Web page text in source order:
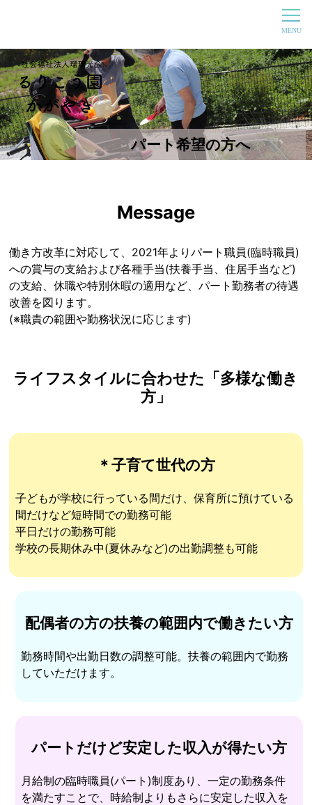
パート希望の方へ
Message
働き方改革に対応して、2021年よりパート職員(臨時職員)
への賞与の支給および各種手当(扶養手当、住居手当など)
の支給、休職や特別休暇の適用など、パート勤務者の待遇
改善を図ります。
(※職責の範囲や勤務状況に応じます)
ライフスタイルに合わせた「多様な働き
方」
＊子育て世代の方
子どもが学校に行っている間だけ、保育所に預けている
間だけなど短時間での勤務可能
平日だけの勤務可能
学校の長期休み中(夏休みなど)の出勤調整も可能
配偶者の方の扶養の範囲内で働きたい方
勤務時間や出勤日数の調整可能。扶養の範囲内で勤務
していただけます。
パートだけど安定した収入が得たい方
月給制の臨時職員(パート)制度あり、一定の勤務条件
を満たすことで、時給制よりもさらに安定した収入を